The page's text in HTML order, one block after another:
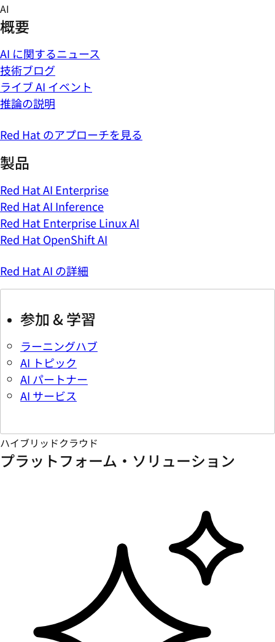
Skip
to
content
AI
概要
AI に関するニュース
技術ブログ
ライブ AI イベント
推論の説明
Red Hat のアプローチを見る
製品
Red Hat AI Enterprise
Red Hat AI Inference
Red Hat Enterprise Linux AI
Red Hat OpenShift AI
Red Hat AI の詳細
参加 & 学習
ラーニングハブ
AI トピック
AI パートナー
AI サービス
ハイブリッドクラウド
プラットフォーム・ソリューション